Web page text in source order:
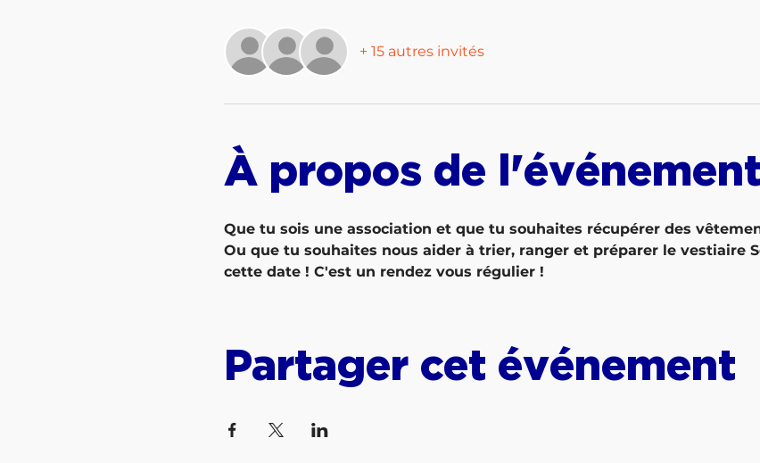
+ 15 autres invités
À propos de l'événement
Que tu sois une association et que tu souhaites récupérer des
Ou que tu souhaites nous aider à trier, ranger et préparer le vestiaire
cette date ! C'est un rendez vous régulier !
Partager cet événement